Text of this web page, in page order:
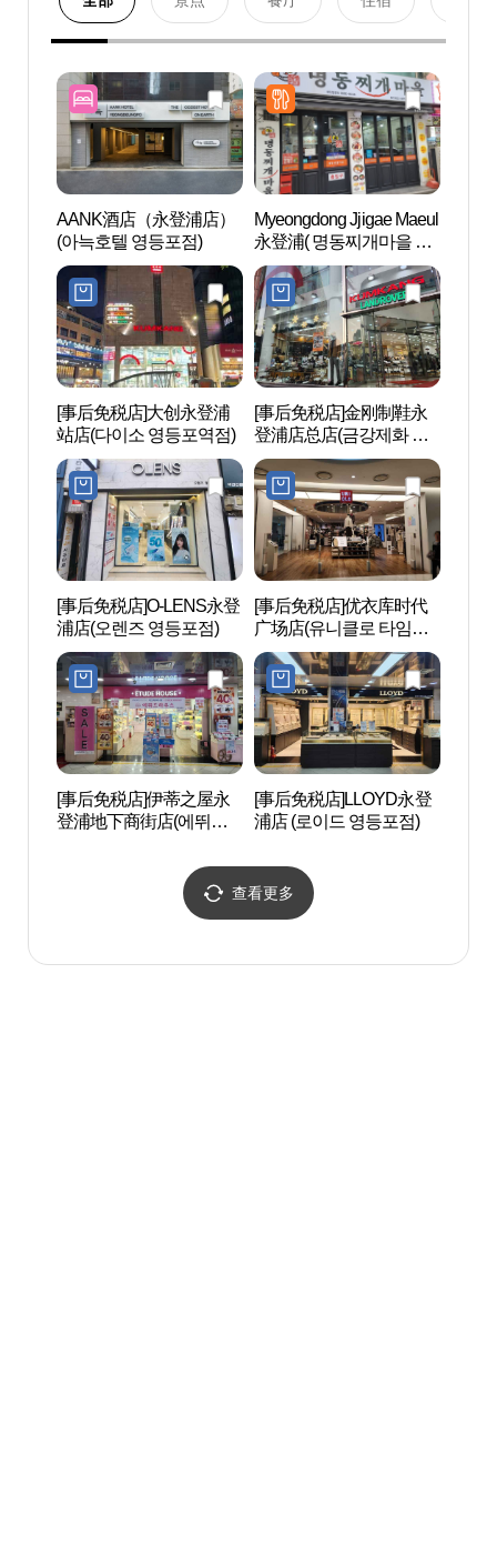
AANK酒店（永登浦店）
(아늑호텔 영등포점)
Myeongdong Jjigae Maeul
永登浦( 명동찌개마을 영
등포 )
[事后免税店]大创永登浦
站店(다이소 영등포역점)
[事后免税店]金刚制鞋永
登浦店总店(금강제화 영
등포본점)
[事后免税店]O-LENS永登
浦店(오렌즈 영등포점)
[事后免税店]优衣库时代
广场店(유니클로 타임스
퀘어점)
[事后免税店]伊蒂之屋永
登浦地下商街店(에뛰드
[事后免税店]LLOYD永登
浦店 (로이드 영등포점)
查看更多